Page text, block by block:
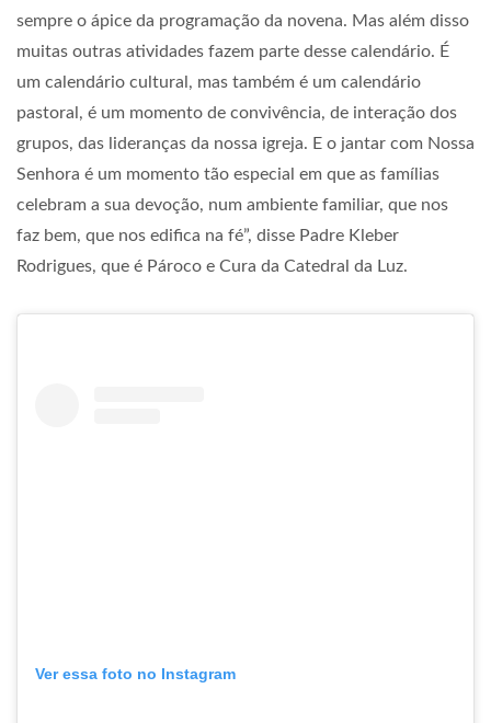
sempre o ápice da programação da novena. Mas além disso
muitas outras atividades fazem parte desse calendário. É
um calendário cultural, mas também é um calendário
pastoral, é um momento de convivência, de interação dos
grupos, das lideranças da nossa igreja. E o jantar com Nossa
Senhora é um momento tão especial em que as famílias
celebram a sua devoção, num ambiente familiar, que nos
faz bem, que nos edifica na fé”, disse Padre Kleber
Rodrigues, que é Pároco e Cura da Catedral da Luz.
Ver essa foto no Instagram